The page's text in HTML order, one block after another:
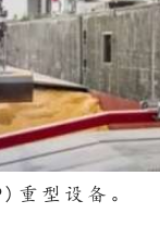
型设备。